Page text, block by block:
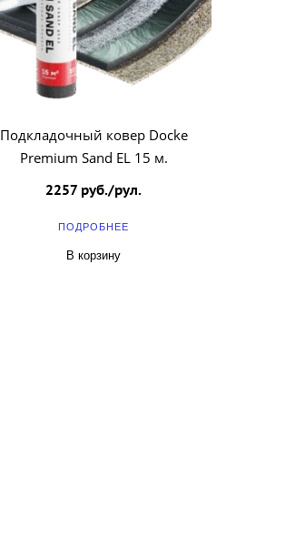
Подкладочный ковер Docke
Premium Sand EL 15 м.
2257 руб./рул.
ПОДРОБНЕЕ
В корзину